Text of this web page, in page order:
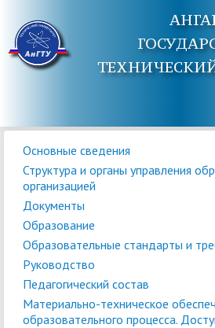
Основные сведения
Структура и органы управления
организацией
Документы
Образование
Образовательные стандарты и
Руководство
Педагогический состав
Материально-техническое
образовательного процесса.